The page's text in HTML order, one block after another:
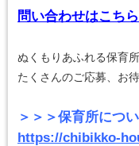
問い合わせはこち
ぬくもりあふれる保育
たくさんのご応募、お
＞＞＞保育所につ
https://chibikko-